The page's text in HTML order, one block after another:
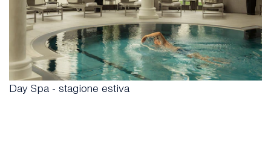
Day Spa - stagione estiva